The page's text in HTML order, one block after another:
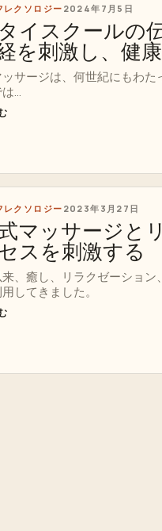
レクソロジー2024年7月5日
イスクールの
を刺激し、健
サージは、何世紀にもわ
...
レクソロジー2023年3月27日
マッサージと
スを刺激する
来、癒し、リラクゼーショ
してきました。